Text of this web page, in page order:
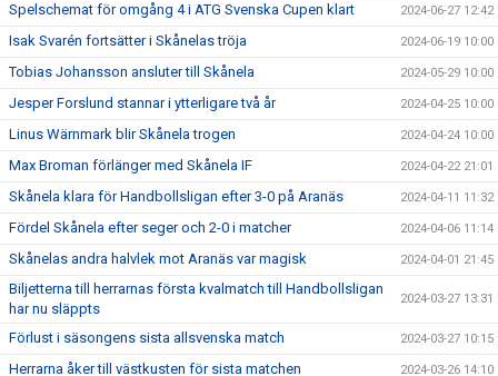
Spelschemat för omgång 4 i ATG Svenska Cupen klart 2024-06-27 12:42
Isak Svarén fortsätter i Skånelas tröja 2024-06-19 10:00
Tobias Johansson ansluter till Skånela 2024-05-29 10:00
Jesper Forslund stannar i ytterligare två år 2024-04-25 10:00
Linus Wärnmark blir Skånela trogen 2024-04-24 10:00
Max Broman förlänger med Skånela IF 2024-04-22 21:01
Skånela klara för Handbollsligan efter 3-0 på Aranäs 2024-04-11 11:32
Fördel Skånela efter seger och 2-0 i matcher 2024-04-06 11:14
Skånelas andra halvlek mot Aranäs var magisk 2024-04-01 21:45
Biljetterna till herrarnas första kvalmatch till Handbollsligan
har nu släppts
2024-03-27 13:31
Förlust i säsongens sista allsvenska match 2024-03-27 10:15
Herrarna åker till västkusten för sista matchen 2024-03-26 14:10